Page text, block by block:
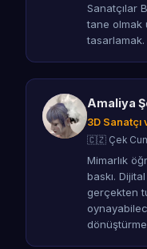
Sanatçılar
tane olmak
tasarlamak.
Amaliya
3D Sanatçı
🇨🇿 Çek
Mimarlık
baskı.
gerçekten